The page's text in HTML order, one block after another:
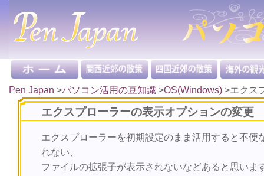
Pen Japan >パソコン活用の豆知識 >OS(Windows) >エクス
エクスプローラーの表示オプションの変更
エクスプローラーを初期設定のまま活用すると不
れない、
ファイルの拡張子が表示されないなどあると思い